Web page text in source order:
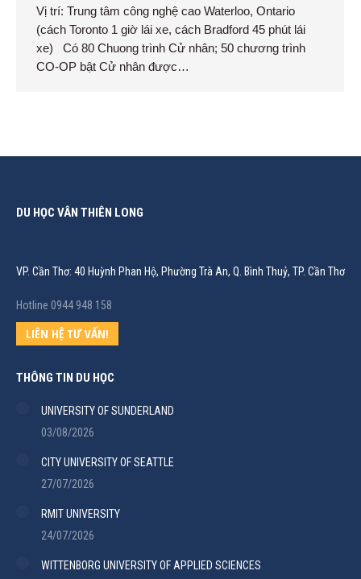
Vị trí: Trung tâm công nghệ cao Waterloo, Ontario
(cách Toronto 1 giờ lái xe, cách Bradford 45 phút lái
xe) Có 80 Chuong trình Cử nhân; 50 chương trình
CO-OP bật Cử nhân được…
DU HỌC VÂN THIÊN LONG
VP. Cần Thơ: 40 Huỳnh Phan Hộ, Phường Trà An, Q. Bình Thuỷ, TP. Cần Thơ
Hotline 0944 948 158
LIÊN HỆ TƯ VẤN!
THÔNG TIN DU HỌC
UNIVERSITY OF SUNDERLAND
03/08/2026
CITY UNIVERSITY OF SEATTLE
27/07/2026
RMIT UNIVERSITY
24/07/2026
WITTENBORG UNIVERSITY OF APPLIED SCIENCES